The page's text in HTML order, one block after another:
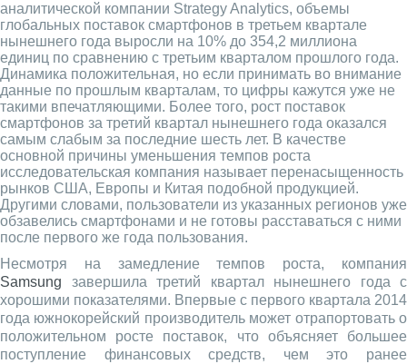
аналитической компании Strategy Analytics, объемы
глобальных поставок смартфонов в третьем квартале
нынешнего года выросли на 10% до 354,2 миллиона
единиц по сравнению с третьим кварталом прошлого года.
Динамика положительная, но если принимать во внимание
данные по прошлым кварталам, то цифры кажутся уже не
такими впечатляющими. Более того, рост поставок
смартфонов за третий квартал нынешнего года оказался
самым слабым за последние шесть лет. В качестве
основной причины уменьшения темпов роста
исследовательская компания называет перенасыщенность
рынков США, Европы и Китая подобной продукцией.
Другими словами, пользователи из указанных регионов уже
обзавелись смартфонами и не готовы расставаться с ними
после первого же года пользования.
Несмотря на замедление темпов роста, компания
Samsung завершила третий квартал нынешнего года с
хорошими показателями. Впервые с первого квартала 2014
года южнокорейский производитель может отрапортовать о
положительном росте поставок, что объясняет большее
поступление финансовых средств, чем это ранее